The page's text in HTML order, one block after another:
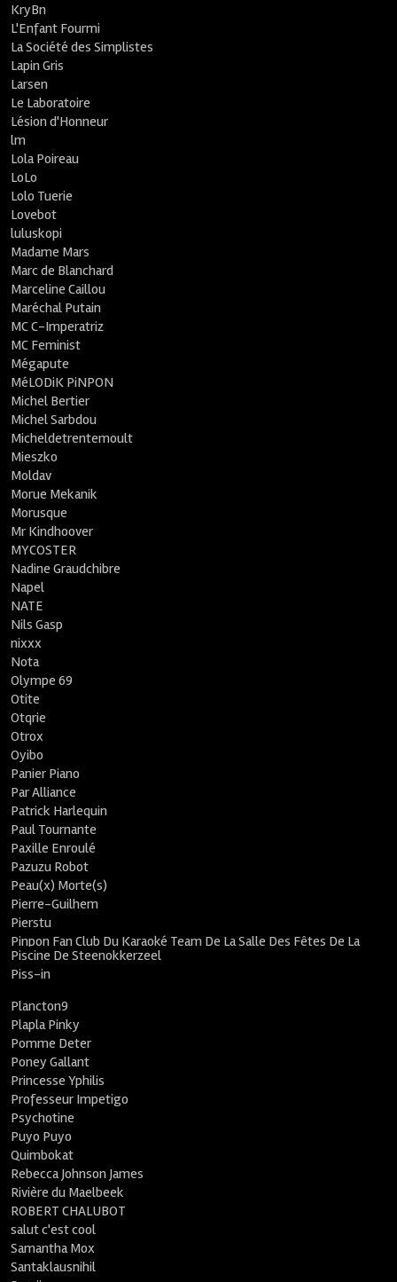
KryBn
L'Enfant Fourmi
La Société des Simplistes
Lapin Gris
Larsen
Le Laboratoire
Lésion d'Honneur
lm
Lola Poireau
LoLo
Lolo Tuerie
Lovebot
luluskopi
Madame Mars
Marc de Blanchard
Marceline Caillou
Maréchal Putain
MC C-Imperatriz
MC Feminist
Mégapute
MéLODiK PiNPON
Michel Bertier
Michel Sarbdou
Micheldetrentemoult
Mieszko
Moldav
Morue Mekanik
Morusque
Mr Kindhoover
MYCOSTER
Nadine Graudchibre
Napel
NATE
Nils Gasp
nixxx
Nota
Olympe 69
Otite
Otqrie
Otrox
Oyibo
Panier Piano
Par Alliance
Patrick Harlequin
Paul Tournante
Paxille Enroulé
Pazuzu Robot
Peau(x) Morte(s)
Pierre-Guilhem
Pierstu
Pinpon Fan Club Du Karaoké Team De La Salle Des Fêtes De La
Piscine De Steenokkerzeel
Piss-in
Plancton9
Plapla Pinky
Pomme Deter
Poney Gallant
Princesse Yphilis
Professeur Impetigo
Psychotine
Puyo Puyo
Quimbokat
Rebecca Johnson James
Rivière du Maelbeek
ROBERT CHALUBOT
salut c'est cool
Samantha Mox
Santaklausnihil